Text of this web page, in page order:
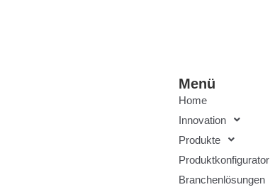
Menü
Home
Innovation
Produkte
Produktkonfigurator
Branchenlösungen